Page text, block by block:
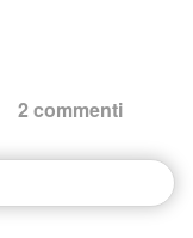
2 commenti